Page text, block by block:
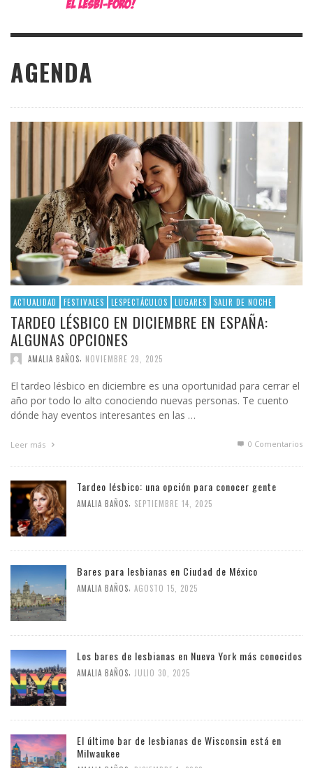
AGENDA
ACTUALIDAD FESTIVALES LESPECTÁCULOS LUGARES SALIR DE NOCHE
TARDEO LÉSBICO EN DICIEMBRE EN ESPAÑA:
ALGUNAS OPCIONES
AMALIA BAÑOS, NOVIEMBRE 29, 2025
El tardeo lésbico en diciembre es una oportunidad para cerrar el
año por todo lo alto conociendo nuevas personas. Te cuento
dónde hay eventos interesantes en las …
Leer más 0 Comentarios
Tardeo lésbico: una opción para conocer gente
AMALIA BAÑOS SEPTIEMBRE 14, 2025
Bares para lesbianas en Ciudad de México
AMALIA BAÑOS AGOSTO 15, 2025
Los bares de lesbianas en Nueva York más conocidos
AMALIA BAÑOS JULIO 30, 2025
El último bar de lesbianas de Wisconsin está en
Milwaukee